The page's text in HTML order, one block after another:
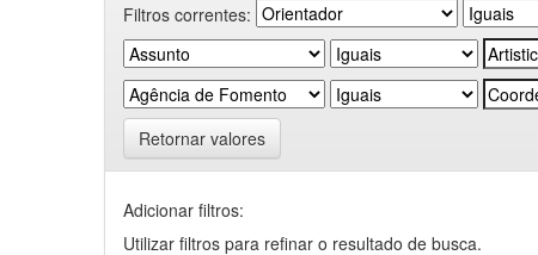
Filtros correntes:
Retornar valores
Adicionar filtros:
Utilizar filtros para refinar o resultado de busca.